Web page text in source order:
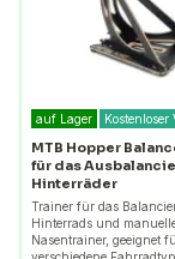
auf Lager Kostenloser
MTB Hopper
für das
Hinterräder
Trainer für das
Hinterrads und
Nasentrainer, geeignet